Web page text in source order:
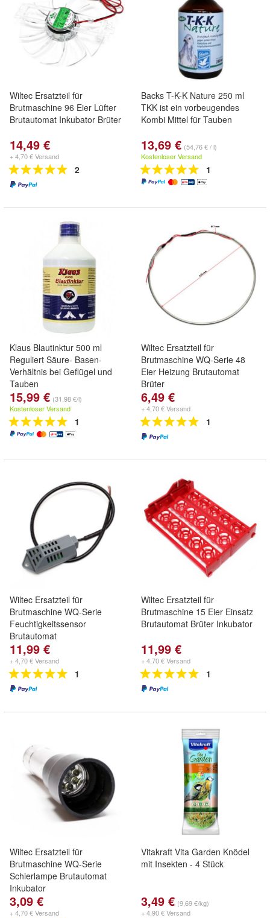
Wiltec Ersatzteil für
Brutmaschine 96 Eier Lüfter
Brutautomat Inkubator Brüter
14,49 €
+ 4,70 € Versand
2
Backs T-K-K Nature 250 ml
TKK ist ein vorbeugendes
Kombi Mittel für Tauben
13,69 € (54,76 € / l)
Kostenloser Versand
1
Klaus Blautinktur 500 ml
Reguliert Säure- Basen-
Verhältnis bei Geflügel und
Tauben
15,99 € (31,98 €/l)
Kostenloser Versand
1
Wiltec Ersatzteil für
Brutmaschine WQ-Serie 48
Eier Heizung Brutautomat
Brüter
6,49 €
+ 4,70 € Versand
1
Wiltec Ersatzteil für
Brutmaschine WQ-Serie
Feuchtigkeitssensor
Brutautomat
11,99 €
+ 4,70 € Versand
1
Wiltec Ersatzteil für
Brutmaschine 15 Eier Einsatz
Brutautomat Brüter Inkubator
11,99 €
+ 4,70 € Versand
1
Wiltec Ersatzteil für
Brutmaschine WQ-Serie
Schierlampe Brutautomat
Inkubator
3,09 €
+ 4,70 € Versand
Vitakraft Vita Garden Knödel
mit Insekten - 4 Stück
3,49 € (9,69 €/kg)
+ 4,90 € Versand